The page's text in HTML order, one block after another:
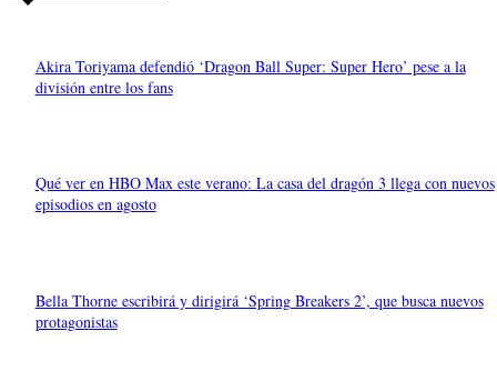
Akira Toriyama defendió ‘Dragon Ball Super: Super Hero’ pese a la
división entre los fans
Qué ver en HBO Max este verano: La casa del dragón 3 llega con nuevos
episodios en agosto
Bella Thorne escribirá y dirigirá ‘Spring Breakers 2’, que busca nuevos
protagonistas